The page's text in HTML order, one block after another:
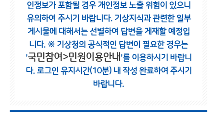
인정보가 포함될 경우 개인정보 노출 위험이 있으니
유의하여 주시기 바랍니다. 기상지식과 관련한 일부
게시물에 대해서는 선별하여 답변을 게재할 예정입
니다. ※ 기상청의 공식적인 답변이 필요한 경우는
'국민참여>민원이용안내 '를 이용하시기 바랍니
다. 로그인 유지시간(10분) 내 작성 완료하여 주시기
바랍니다.